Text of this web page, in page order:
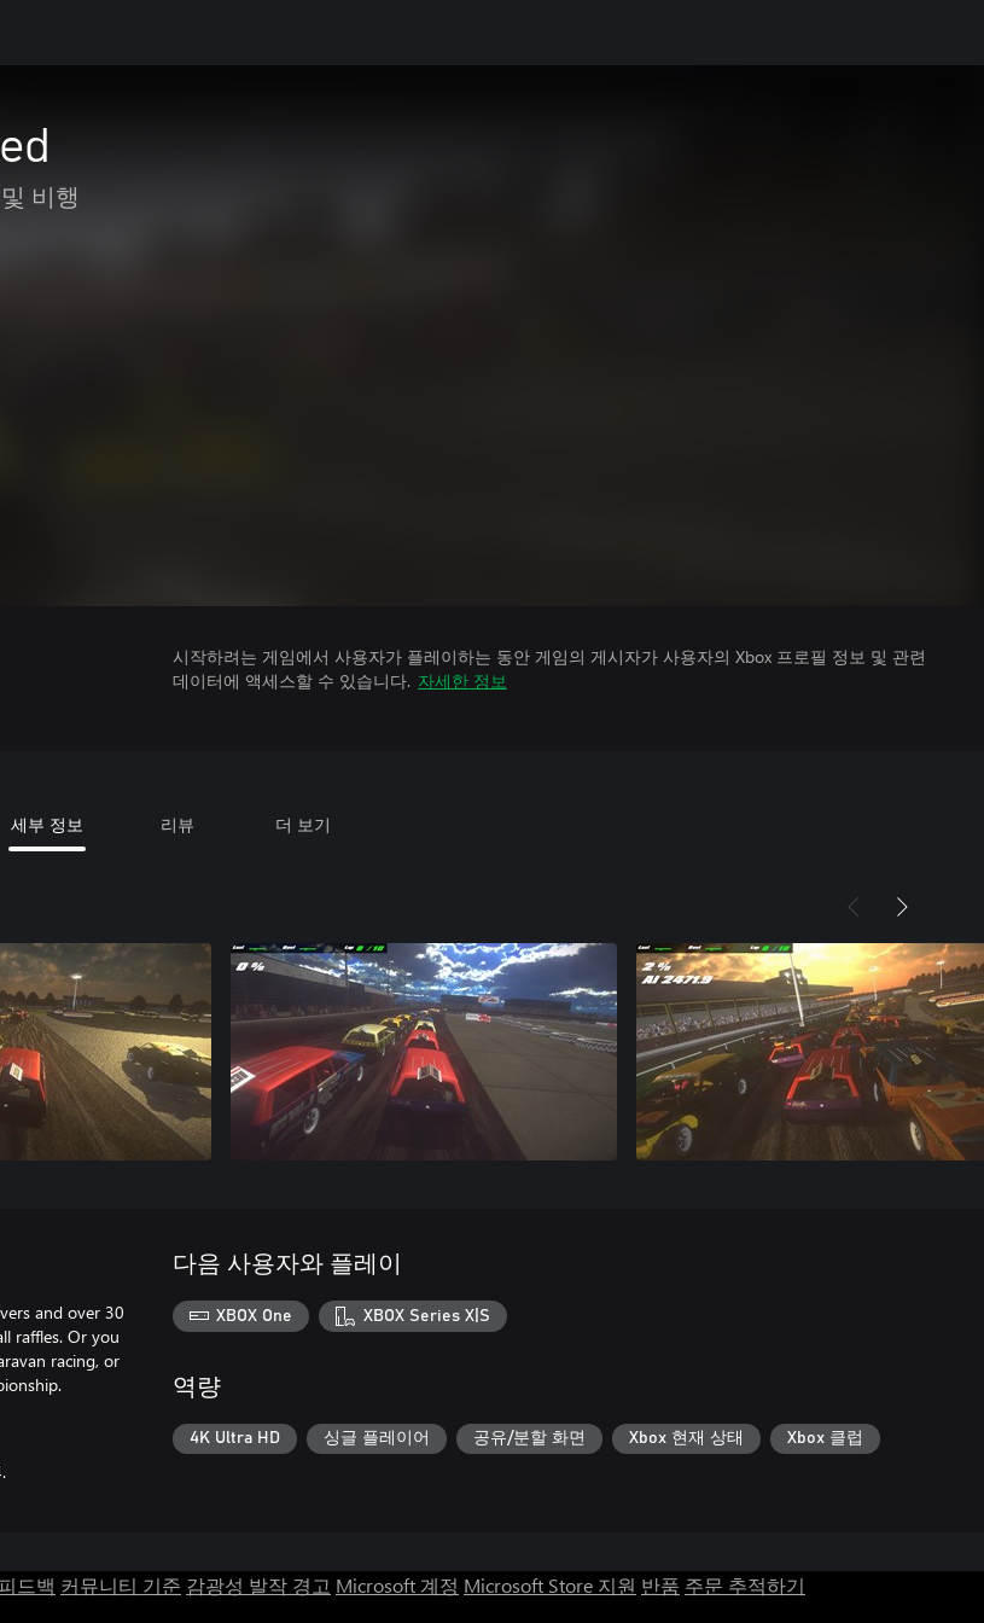
비행
시작하려는 게임에서 사용자가 플레이하는 동안 게임의 게시자가 사용자의 Xbox 프로필 정보 및 관련
데이터에 액세스할 수 있습니다. 자세한 정보
세부 정보 리뷰 더 보기
and over 30
raffles. Or you
racing, or
다음 사용자와 플레이
XBOX One XBOX Series X|S
역량
4K Ultra HD 싱글 플레이어 공유/분할 화면 Xbox 현재 상태 Xbox 클럽
피드백 커뮤니티 기준 감광성 발작 경고 Microsoft 계정 Microsoft Store 지원 반품 주문 추적하기